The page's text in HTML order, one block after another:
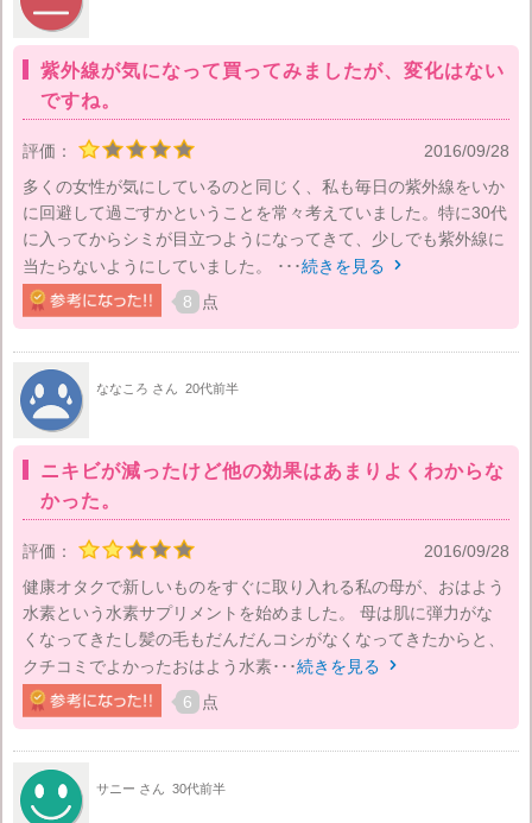
紫外線が気になって買ってみましたが、変化はない
ですね。
評価：
2016/09/28
多くの女性が気にしているのと同じく、私も毎日の紫外線をいか
に回避して過ごすかということを常々考えていました。特に30代
に入ってからシミが目立つようになってきて、少しでも紫外線に
当たらないようにしていました。 ･･･続きを見る 
8 点
ななころ さん 20代前半
ニキビが減ったけど他の効果はあまりよくわからな
かった。
評価：
2016/09/28
健康オタクで新しいものをすぐに取り入れる私の母が、おはよう
水素という水素サプリメントを始めました。 母は肌に弾力がな
くなってきたし髪の毛もだんだんコシがなくなってきたからと、
クチコミでよかったおはよう水素･･･続きを見る 
6 点
サニー さん 30代前半